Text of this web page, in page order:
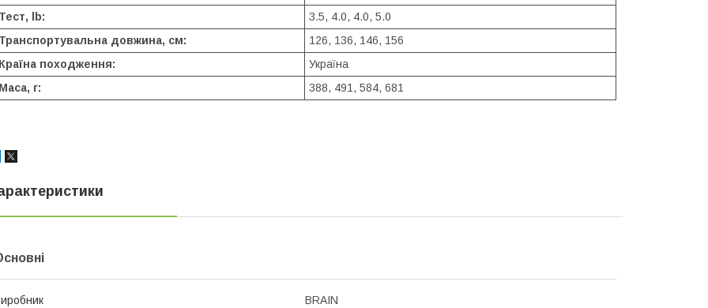
Тест, lb:
3.5, 4.0, 4.0, 5.0
Транспортувальна довжина, см:
126, 136, 146, 156
Країна походження:
Україна
Маса, г:
388, 491, 584, 681
BRAIN